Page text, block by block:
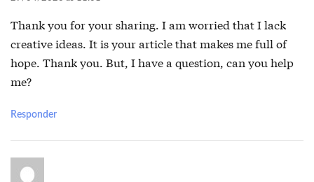
Thank you for your sharing. I am worried that I lack
creative ideas. It is your article that makes me full of
hope. Thank you. But, I have a question, can you help
me?
Responder